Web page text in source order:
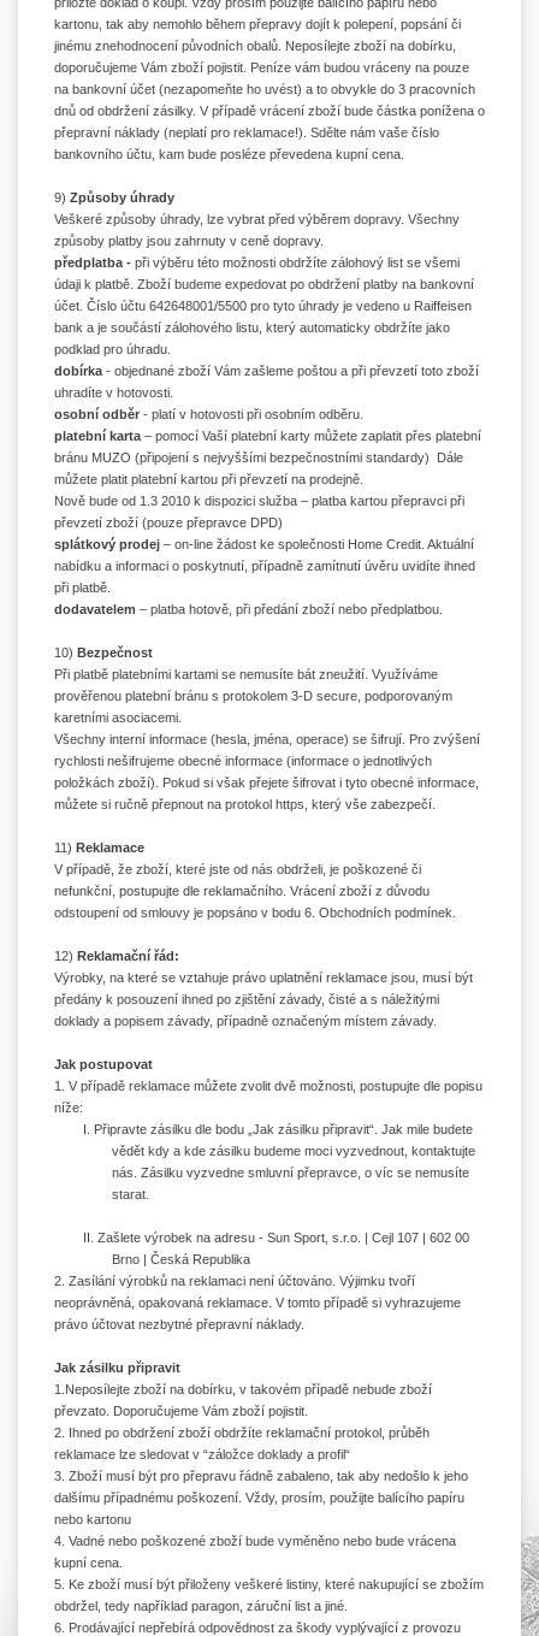
kartonu, tak aby nemohlo během přepravy dojít k polepení, popsání či
jinému znehodnocení původních obalů. Neposílejte zboží na dobírku,
doporučujeme Vám zboží pojistit. Peníze vám budou vráceny na pouze
na bankovní účet (nezapomeňte ho uvést) a to obvykle do 3 pracovních
dnů od obdržení zásilky. V případě vrácení zboží bude částka ponížena o
přepravní náklady (neplatí pro reklamace!). Sdělte nám vaše číslo
bankovního účtu, kam bude posléze převedena kupní cena.
9) Způsoby úhrady
Veškeré způsoby úhrady, lze vybrat před výběrem dopravy. Všechny
způsoby platby jsou zahrnuty v ceně dopravy.
předplatba - při výběru této možnosti obdržíte zálohový list se všemi
údaji k platbě. Zboží budeme expedovat po obdržení platby na bankovní
účet. Číslo účtu 642648001/5500 pro tyto úhrady je vedeno u Raiffeisen
bank a je součástí zálohového listu, který automaticky obdržíte jako
podklad pro úhradu.
dobírka - objednané zboží Vám zašleme poštou a při převzetí toto zboží
uhradíte v hotovosti.
osobní odběr - platí v hotovosti při osobním odběru.
platební karta – pomocí Vaší platební karty můžete zaplatit přes platební
bránu MUZO (připojení s nejvyššími bezpečnostními standardy) Dále
můžete platit platební kartou při převzetí na prodejně.
Nově bude od 1.3 2010 k dispozici služba – platba kartou přepravci při
převzetí zboží (pouze přepravce DPD)
splátkový prodej – on-line žádost ke společnosti Home Credit. Aktuální
nabídku a informaci o poskytnutí, případně zamítnutí úvěru uvidíte ihned
při platbě.
dodavatelem – platba hotově, při předání zboží nebo předplatbou.
10) Bezpečnost
Při platbě platebními kartami se nemusíte bát zneužití. Využíváme
prověřenou platební bránu s protokolem 3-D secure, podporovaným
karetními asociacemi.
Všechny interní informace (hesla, jména, operace) se šifrují. Pro zvýšení
rychlosti nešifrujeme obecné informace (informace o jednotlivých
položkách zboží). Pokud si však přejete šifrovat i tyto obecné informace,
můžete si ručně přepnout na protokol https, který vše zabezpečí.
11) Reklamace
V případě, že zboží, které jste od nás obdrželi, je poškozené či
nefunkční, postupujte dle reklamačního. Vrácení zboží z důvodu
odstoupení od smlouvy je popsáno v bodu 6. Obchodních podmínek.
12) Reklamační řád:
Výrobky, na které se vztahuje právo uplatnění reklamace jsou, musí být
předány k posouzení ihned po zjištění závady, čisté a s náležitými
doklady a popisem závady, případně označeným místem závady.
Jak postupovat
1. V případě reklamace můžete zvolit dvě možnosti, postupujte dle popisu
níže:
I. Připravte zásilku dle bodu „Jak zásilku připravit“. Jak mile budete
vědět kdy a kde zásilku budeme moci vyzvednout, kontaktujte
nás. Zásilku vyzvedne smluvní přepravce, o víc se nemusíte
starat.
II. Zašlete výrobek na adresu - Sun Sport, s.r.o. | Cejl 107 | 602 00
Brno | Česká Republika
2. Zasílání výrobků na reklamaci není účtováno. Výjimku tvoří
neoprávněná, opakovaná reklamace. V tomto případě si vyhrazujeme
právo účtovat nezbytné přepravní náklady.
Jak zásilku připravit
1.Neposílejte zboží na dobírku, v takovém případě nebude zboží
převzato. Doporučujeme Vám zboží pojistit.
2. Ihned po obdržení zboží obdržíte reklamační protokol, průběh
reklamace lze sledovat v “záložce doklady a profil“
3. Zboží musí být pro přepravu řádně zabaleno, tak aby nedošlo k jeho
dalšímu případnému poškození. Vždy, prosím, použijte balícího papíru
nebo kartonu
4. Vadné nebo poškozené zboží bude vyměněno nebo bude vrácena
kupní cena.
5. Ke zboží musí být přiloženy veškeré listiny, které nakupující se zbožím
obdržel, tedy například paragon, záruční list a jiné.
6. Prodávající nepřebírá odpovědnost za škody vyplývající z provozu